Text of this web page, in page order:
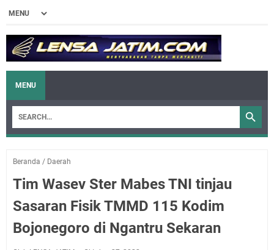
MENU
Beranda / Daerah
Tim Wasev Ster Mabes TNI tinjau
Sasaran Fisik TMMD 115 Kodim
Bojonegoro di Ngantru Sekaran